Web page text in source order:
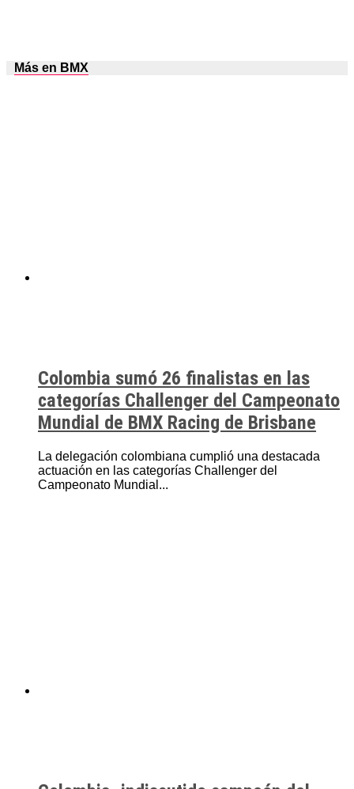
Más en BMX
Colombia sumó 26 finalistas en las
categorías Challenger del Campeonato
Mundial de BMX Racing de Brisbane
La delegación colombiana cumplió una destacada
actuación en las categorías Challenger del
Campeonato Mundial...